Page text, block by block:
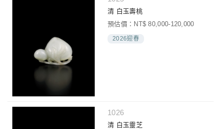
清 白玉壽桃
預估價：NT$ 80,000-120,000
2026迎春
1026
清 白玉靈芝